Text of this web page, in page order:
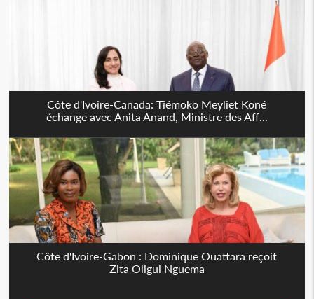
Côte d'Ivoire-Canada: Tiémoko Meyliet Koné
échange avec Anita Anand, Ministre des Aff...
Côte d'Ivoire-Gabon : Dominique Ouattara reçoit
Zita Oligui Nguema